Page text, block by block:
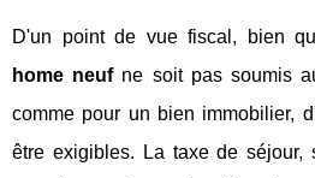
D'un point de vue fiscal, bien
home neufne soit pas soumis
comme pour un bien immobilier,
être exigibles. La taxe de séjour,